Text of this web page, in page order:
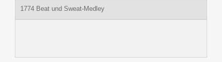
1774 Beat und Sweat-Medley